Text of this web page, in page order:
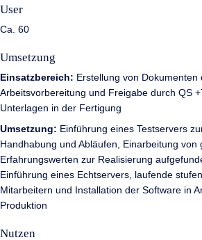
User
Ca. 60
Umsetzung
Einsatzbereich: Erstellung von Dokumenten
Arbeitsvorbereitung und Freigabe durch QS
Unterlagen in der Fertigung
Umsetzung: Einführung eines Testservers
Handhabung und Abläufen, Einarbeitung von
Erfahrungswerten zur Realisierung
Einführung eines Echtservers, laufende
Mitarbeitern und Installation der Software in
Produktion
Nutzen